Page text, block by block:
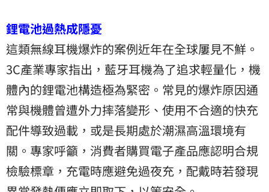
鋰電池過熱成隱憂
這類無線耳機爆炸的案例近年在全球屢見不鮮。
3C產業專家指出，藍牙耳機為了追求輕量化，機
體內的鋰電池構造極為緊密。常見的爆炸原因通
常與機體曾遭外力摔落變形、使用不合適的快充
配件導致過載，或是長期處於潮濕高溫環境有
關。專家呼籲，消費者購買電子產品應認明合規
檢驗標章，充電時應避免過夜充，配戴時若發現